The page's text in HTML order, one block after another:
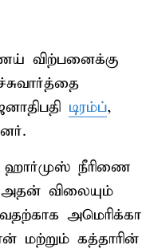
விற்பனைக்கு
டிரம்ப்,
ஹார்முஸ் நீரிணை
விலையும்
அமெரிக்கா
மற்றும் கத்தாரின்